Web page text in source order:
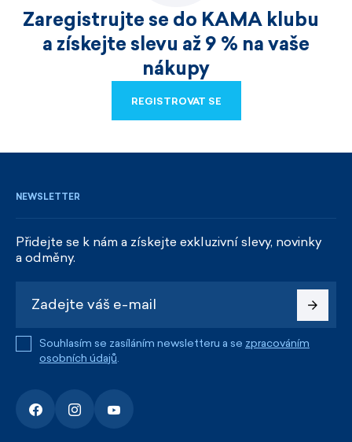
Zaregistrujte se do KAMA klubu
a získejte slevu až 9 % na vaše
nákupy
REGISTROVAT SE
NEWSLETTER
Přidejte se k nám a získejte exkluzivní slevy, novinky
a odměny.
Souhlasím se zasíláním newsletteru a se zpracováním
osobních údajů.